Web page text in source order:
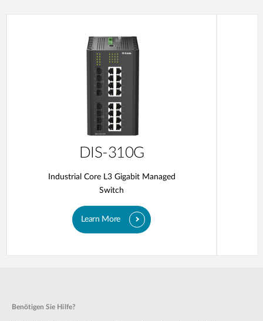
DIS-310G
Industrial Core L3 Gigabit Managed
Switch
Learn More
Benötigen Sie Hilfe?